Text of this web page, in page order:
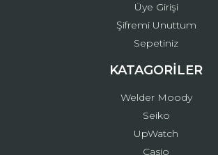
Üye Girişi
Şifremi Unuttum
Sepetiniz
KATAGORİLER
Welder Moody
Seiko
UpWatch
Casio